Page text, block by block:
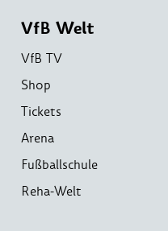
VfB Welt
VfB TV
Shop
Tickets
Arena
Fußballschule
Reha-Welt